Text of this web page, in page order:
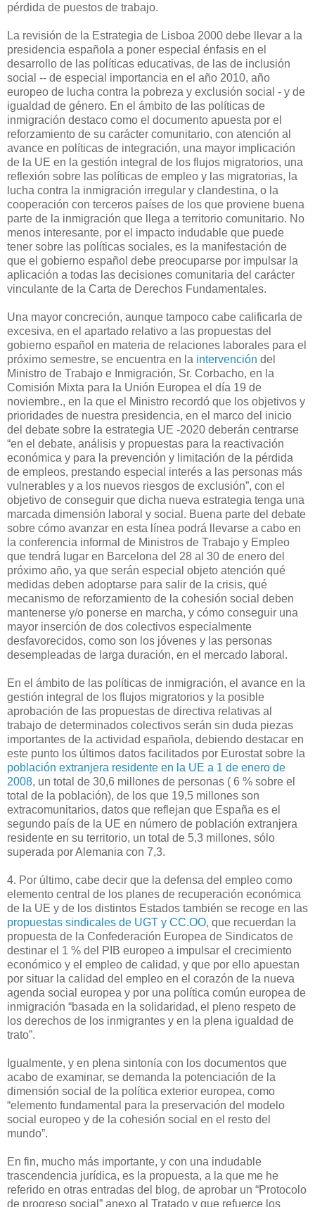
pérdida de puestos de trabajo.
La revisión de la Estrategia de Lisboa 2000 debe llevar a la
presidencia española a poner especial énfasis en el
desarrollo de las políticas educativas, de las de inclusión
social -- de especial importancia en el año 2010, año
europeo de lucha contra la pobreza y exclusión social - y de
igualdad de género. En el ámbito de las políticas de
inmigración destaco como el documento apuesta por el
reforzamiento de su carácter comunitario, con atención al
avance en políticas de integración, una mayor implicación
de la UE en la gestión integral de los flujos migratorios, una
reflexión sobre las políticas de empleo y las migratorias, la
lucha contra la inmigración irregular y clandestina, o la
cooperación con terceros países de los que proviene buena
parte de la inmigración que llega a territorio comunitario. No
menos interesante, por el impacto indudable que puede
tener sobre las políticas sociales, es la manifestación de
que el gobierno español debe preocuparse por impulsar la
aplicación a todas las decisiones comunitaria del carácter
vinculante de la Carta de Derechos Fundamentales.
Una mayor concreción, aunque tampoco cabe calificarla de
excesiva, en el apartado relativo a las propuestas del
gobierno español en materia de relaciones laborales para el
próximo semestre, se encuentra en la intervención del
Ministro de Trabajo e Inmigración, Sr. Corbacho, en la
Comisión Mixta para la Unión Europea el día 19 de
noviembre., en la que el Ministro recordó que los objetivos y
prioridades de nuestra presidencia, en el marco del inicio
del debate sobre la estrategia UE -2020 deberán centrarse
“en el debate, análisis y propuestas para la reactivación
económica y para la prevención y limitación de la pérdida
de empleos, prestando especial interés a las personas más
vulnerables y a los nuevos riesgos de exclusión”, con el
objetivo de conseguir que dicha nueva estrategia tenga una
marcada dimensión laboral y social. Buena parte del debate
sobre cómo avanzar en esta línea podrá llevarse a cabo en
la conferencia informal de Ministros de Trabajo y Empleo
que tendrá lugar en Barcelona del 28 al 30 de enero del
próximo año, ya que serán especial objeto atención qué
medidas deben adoptarse para salir de la crisis, qué
mecanismo de reforzamiento de la cohesión social deben
mantenerse y/o ponerse en marcha, y cómo conseguir una
mayor inserción de dos colectivos especialmente
desfavorecidos, como son los jóvenes y las personas
desempleadas de larga duración, en el mercado laboral.
En el ámbito de las políticas de inmigración, el avance en la
gestión integral de los flujos migratorios y la posible
aprobación de las propuestas de directiva relativas al
trabajo de determinados colectivos serán sin duda piezas
importantes de la actividad española, debiendo destacar en
este punto los últimos datos facilitados por Eurostat sobre la
población extranjera residente en la UE a 1 de enero de
2008, un total de 30,6 millones de personas ( 6 % sobre el
total de la población), de los que 19,5 millones son
extracomunitarios, datos que reflejan que España es el
segundo país de la UE en número de población extranjera
residente en su territorio, un total de 5,3 millones, sólo
superada por Alemania con 7,3.
4. Por último, cabe decir que la defensa del empleo como
elemento central de los planes de recuperación económica
de la UE y de los distintos Estados también se recoge en las
propuestas sindicales de UGT y CC.OO, que recuerdan la
propuesta de la Confederación Europea de Sindicatos de
destinar el 1 % del PIB europeo a impulsar el crecimiento
económico y el empleo de calidad, y que por ello apuestan
por situar la calidad del empleo en el corazón de la nueva
agenda social europea y por una política común europea de
inmigración “basada en la solidaridad, el pleno respeto de
los derechos de los inmigrantes y en la plena igualdad de
trato”.
Igualmente, y en plena sintonía con los documentos que
acabo de examinar, se demanda la potenciación de la
dimensión social de la política exterior europea, como
“elemento fundamental para la preservación del modelo
social europeo y de la cohesión social en el resto del
mundo”.
En fin, mucho más importante, y con una indudable
trascendencia jurídica, es la propuesta, a la que me he
referido en otras entradas del blog, de aprobar un “Protocolo
de progreso social” anexo al Tratado y que refuerce los